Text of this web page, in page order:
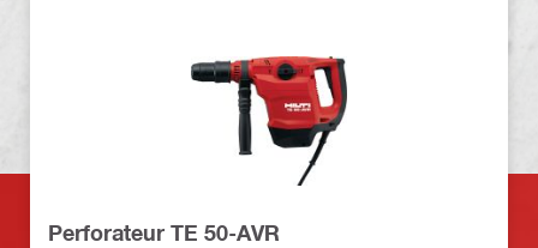
Perforateur TE 50-AVR